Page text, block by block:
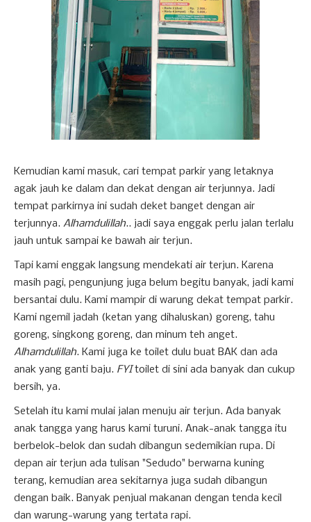
Kemudian kami masuk, cari tempat parkir yang letaknya
agak jauh ke dalam dan dekat dengan air terjunnya. Jadi
tempat parkirnya ini sudah deket banget dengan air
terjunnya. Alhamdulillah.. jadi saya enggak perlu jalan terlalu
jauh untuk sampai ke bawah air terjun.
Tapi kami enggak langsung mendekati air terjun. Karena
masih pagi, pengunjung juga belum begitu banyak, jadi kami
bersantai dulu. Kami mampir di warung dekat tempat parkir.
Kami ngemil jadah (ketan yang dihaluskan) goreng, tahu
goreng, singkong goreng, dan minum teh anget.
Alhamdulillah. Kami juga ke toilet dulu buat BAK dan ada
anak yang ganti baju. FYItoilet di sini ada banyak dan cukup
bersih, ya.
Setelah itu kami mulai jalan menuju air terjun. Ada banyak
anak tangga yang harus kami turuni. Anak-anak tangga itu
berbelok-belok dan sudah dibangun sedemikian rupa. Di
depan air terjun ada tulisan "Sedudo" berwarna kuning
terang, kemudian area sekitarnya juga sudah dibangun
dengan baik. Banyak penjual makanan dengan tenda kecil
dan warung-warung yang tertata rapi.